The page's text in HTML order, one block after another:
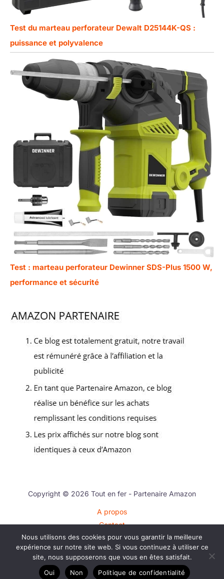
Test du marteau perforateur Dewalt D25144K-QS :
puissance et polyvalence
Test : marteau perforateur Dewinner SDS-Plus 1500 W,
performance et sécurité
Copyright © 2026 Tout en fer - Partenaire Amazon
A propos
Contact
Plan du site
Mentions légales
Politique de confidentialité
Nous utilisons des cookies pour vous garantir la meilleure
expérience sur notre site web. Si vous continuez à utiliser ce
site, nous supposerons que vous en êtes satisfait.
Oui
Non Politique de confidentialité